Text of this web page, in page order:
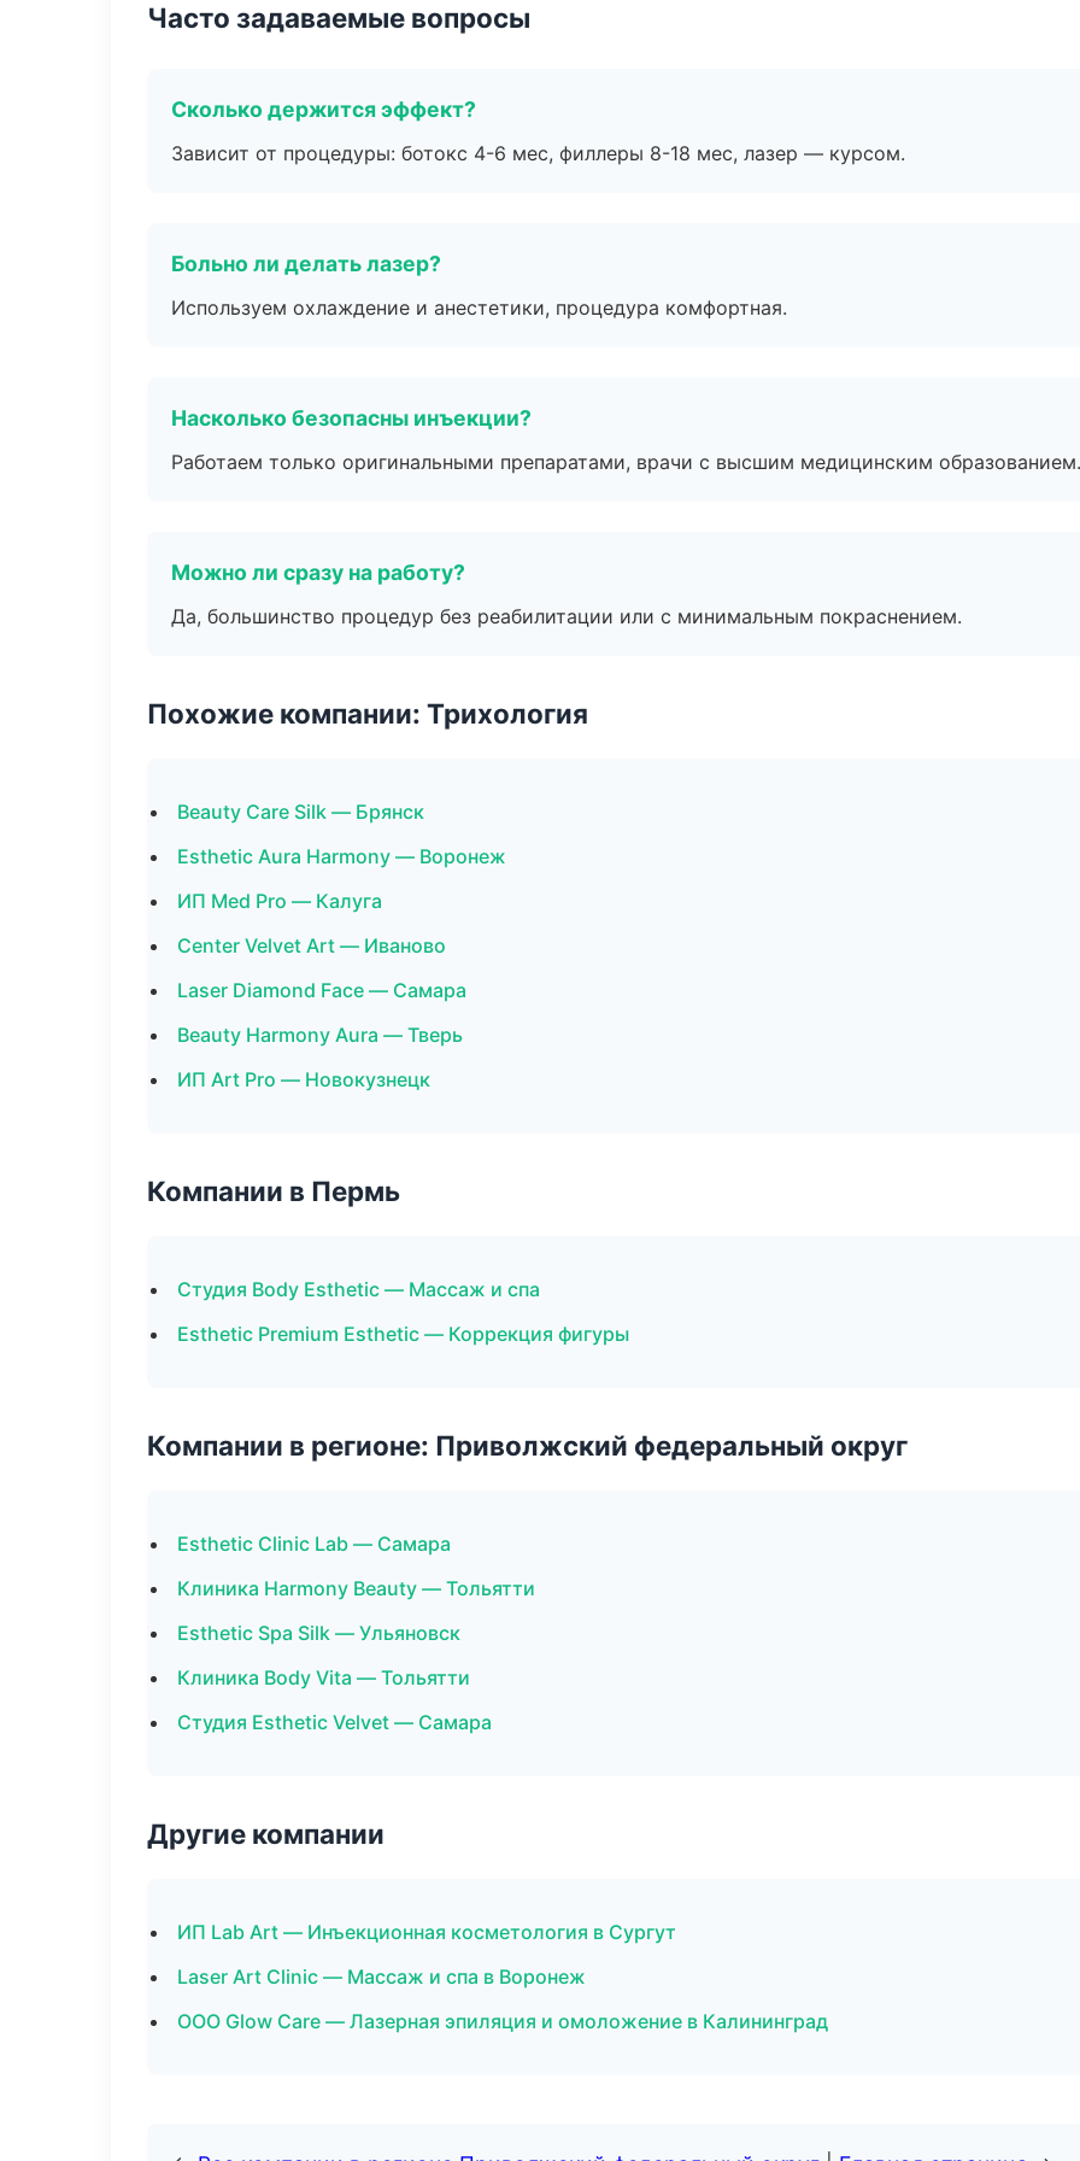
Часто задаваемые вопросы
Сколько держится эффект?
Зависит от процедуры: ботокс 4-6 мес, филлеры 8-18 мес, лазер — курсом.
Больно ли делать лазер?
Используем охлаждение и анестетики, процедура комфортная.
Насколько безопасны инъекции?
Работаем только оригинальными препаратами, врачи с высшим медицинским образованием.
Можно ли сразу на работу?
Да, большинство процедур без реабилитации или с минимальным покраснением.
Похожие компании: Трихология
Beauty Care Silk — Брянск
Esthetic Aura Harmony — Воронеж
ИП Med Pro — Калуга
Center Velvet Art — Иваново
Laser Diamond Face — Самара
Beauty Harmony Aura — Тверь
ИП Art Pro — Новокузнецк
Компании в Пермь
Студия Body Esthetic — Массаж и спа
Esthetic Premium Esthetic — Коррекция фигуры
Компании в регионе: Приволжский федеральный округ
Esthetic Clinic Lab — Самара
Клиника Harmony Beauty — Тольятти
Esthetic Spa Silk — Ульяновск
Клиника Body Vita — Тольятти
Студия Esthetic Velvet — Самара
Другие компании
ИП Lab Art — Инъекционная косметология в Сургут
Laser Art Clinic — Массаж и спа в Воронеж
ООО Glow Care — Лазерная эпиляция и омоложение в Калининград